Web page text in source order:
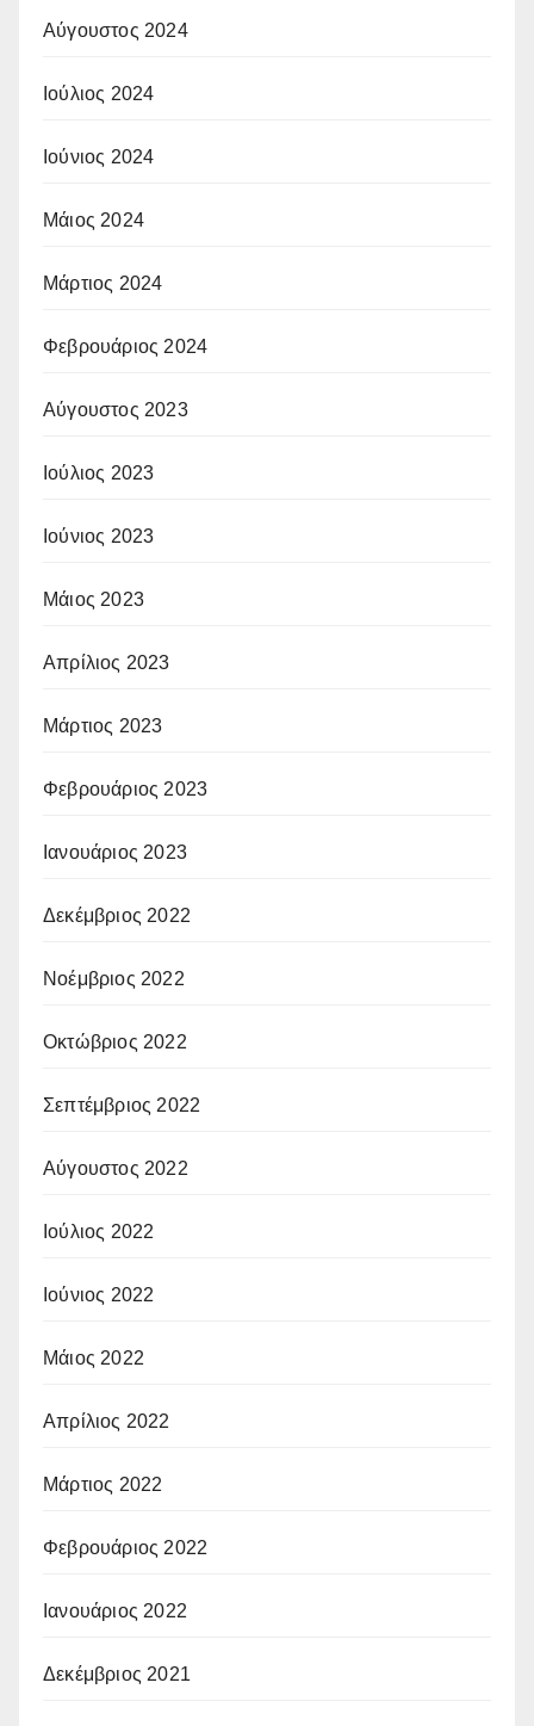
Αύγουστος 2024
Ιούλιος 2024
Ιούνιος 2024
Μάιος 2024
Μάρτιος 2024
Φεβρουάριος 2024
Αύγουστος 2023
Ιούλιος 2023
Ιούνιος 2023
Μάιος 2023
Απρίλιος 2023
Μάρτιος 2023
Φεβρουάριος 2023
Ιανουάριος 2023
Δεκέμβριος 2022
Νοέμβριος 2022
Οκτώβριος 2022
Σεπτέμβριος 2022
Αύγουστος 2022
Ιούλιος 2022
Ιούνιος 2022
Μάιος 2022
Απρίλιος 2022
Μάρτιος 2022
Φεβρουάριος 2022
Ιανουάριος 2022
Δεκέμβριος 2021